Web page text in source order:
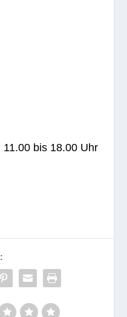
bis 18.00 Uhr